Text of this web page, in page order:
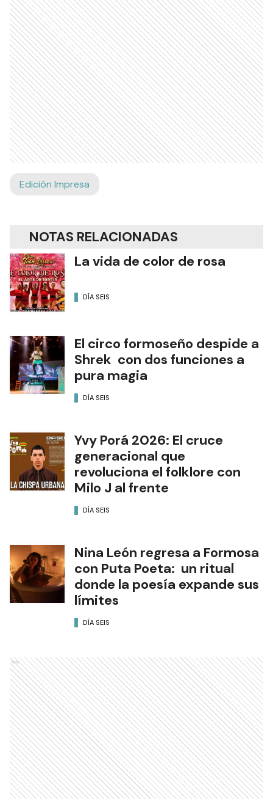
Edición Impresa
NOTAS RELACIONADAS
La vida de color de rosa
DÍA SEIS
El circo formoseño despide a
Shrek con dos funciones a
pura magia
DÍA SEIS
Yvy Porá 2026: El cruce
generacional que
revoluciona el folklore con
Milo J al frente
DÍA SEIS
Nina León regresa a Formosa
con Puta Poeta: un ritual
donde la poesía expande sus
límites
DÍA SEIS
Ads